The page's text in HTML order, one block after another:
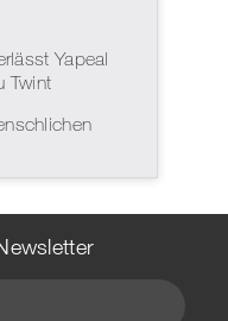
Yapeal
Twint